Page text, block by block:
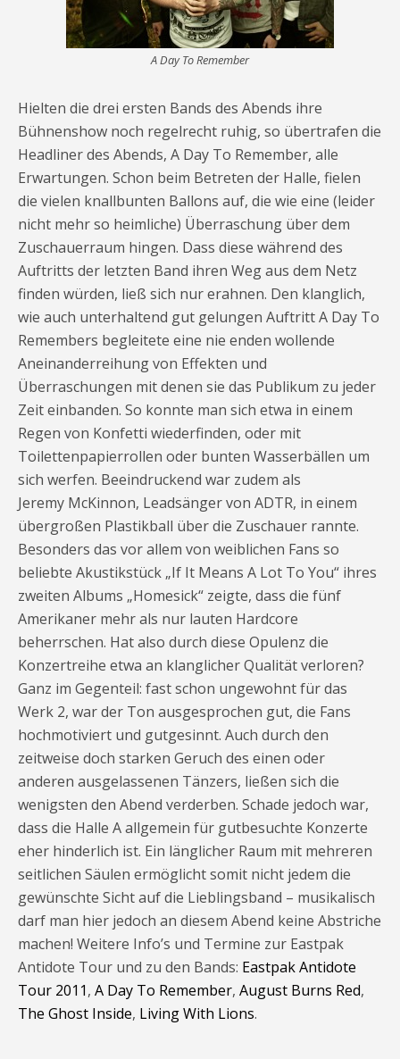
A Day To Remember
Hielten die drei ersten Bands des Abends ihre
Bühnenshow noch regelrecht ruhig, so übertrafen die
Headliner des Abends, A Day To Remember, alle
Erwartungen. Schon beim Betreten der Halle, fielen
die vielen knallbunten Ballons auf, die wie eine (leider
nicht mehr so heimliche) Überraschung über dem
Zuschauerraum hingen. Dass diese während des
Auftritts der letzten Band ihren Weg aus dem Netz
finden würden, ließ sich nur erahnen. Den klanglich,
wie auch unterhaltend gut gelungen Auftritt A Day To
Remembers begleitete eine nie enden wollende
Aneinanderreihung von Effekten und
Überraschungen mit denen sie das Publikum zu jeder
Zeit einbanden. So konnte man sich etwa in einem
Regen von Konfetti wiederfinden, oder mit
Toilettenpapierrollen oder bunten Wasserbällen um
sich werfen. Beeindruckend war zudem als
Jeremy McKinnon, Leadsänger von ADTR, in einem
übergroßen Plastikball über die Zuschauer rannte.
Besonders das vor allem von weiblichen Fans so
beliebte Akustikstück „If It Means A Lot To You“ ihres
zweiten Albums „Homesick“ zeigte, dass die fünf
Amerikaner mehr als nur lauten Hardcore
beherrschen. Hat also durch diese Opulenz die
Konzertreihe etwa an klanglicher Qualität verloren?
Ganz im Gegenteil: fast schon ungewohnt für das
Werk 2, war der Ton ausgesprochen gut, die Fans
hochmotiviert und gutgesinnt. Auch durch den
zeitweise doch starken Geruch des einen oder
anderen ausgelassenen Tänzers, ließen sich die
wenigsten den Abend verderben. Schade jedoch war,
dass die Halle A allgemein für gutbesuchte Konzerte
eher hinderlich ist. Ein länglicher Raum mit mehreren
seitlichen Säulen ermöglicht somit nicht jedem die
gewünschte Sicht auf die Lieblingsband – musikalisch
darf man hier jedoch an diesem Abend keine Abstriche
machen! Weitere Info’s und Termine zur Eastpak
Antidote Tour und zu den Bands: Eastpak Antidote
Tour 2011, A Day To Remember, August Burns Red,
The Ghost Inside, Living With Lions.